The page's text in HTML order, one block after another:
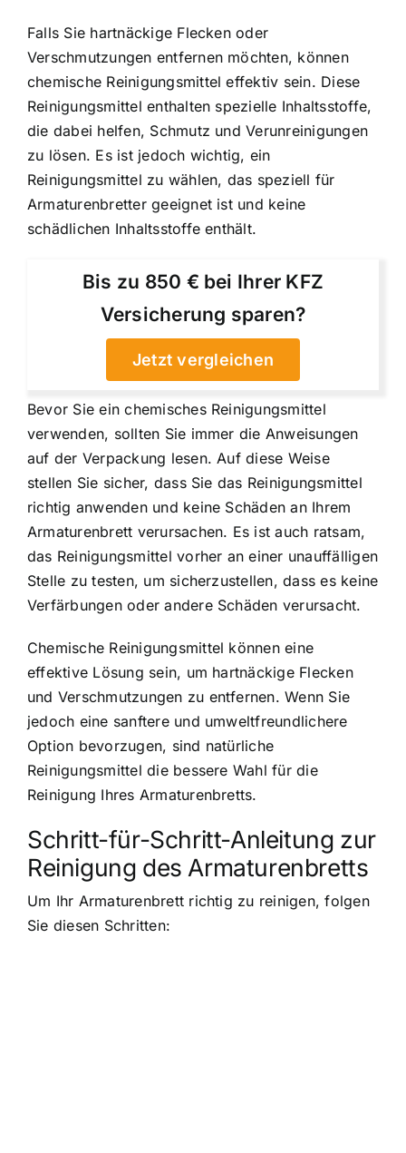
Falls Sie hartnäckige Flecken oder
Verschmutzungen entfernen möchten, können
chemische Reinigungsmittel effektiv sein. Diese
Reinigungsmittel enthalten spezielle Inhaltsstoffe,
die dabei helfen, Schmutz und Verunreinigungen
zu lösen. Es ist jedoch wichtig, ein
Reinigungsmittel zu wählen, das speziell für
Armaturenbretter geeignet ist und keine
schädlichen Inhaltsstoffe enthält.
Bis zu 850 € bei Ihrer KFZ
Versicherung sparen?
Jetzt vergleichen
Bevor Sie ein chemisches Reinigungsmittel
verwenden, sollten Sie immer die Anweisungen
auf der Verpackung lesen. Auf diese Weise
stellen Sie sicher, dass Sie das Reinigungsmittel
richtig anwenden und keine Schäden an Ihrem
Armaturenbrett verursachen. Es ist auch ratsam,
das Reinigungsmittel vorher an einer unauffälligen
Stelle zu testen, um sicherzustellen, dass es keine
Verfärbungen oder andere Schäden verursacht.
Chemische Reinigungsmittel können eine
effektive Lösung sein, um hartnäckige Flecken
und Verschmutzungen zu entfernen. Wenn Sie
jedoch eine sanftere und umweltfreundlichere
Option bevorzugen, sind natürliche
Reinigungsmittel die bessere Wahl für die
Reinigung Ihres Armaturenbretts.
Schritt-für-Schritt-Anleitung zur
Reinigung des Armaturenbretts
Um Ihr Armaturenbrett richtig zu reinigen, folgen
Sie diesen Schritten: